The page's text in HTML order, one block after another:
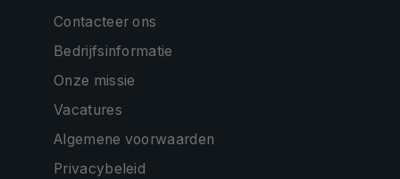
Contacteer ons
Bedrijfsinformatie
Onze missie
Vacatures
Algemene voorwaarden
Privacybeleid